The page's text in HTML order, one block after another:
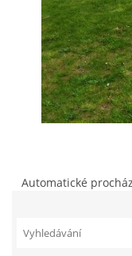
Automatické